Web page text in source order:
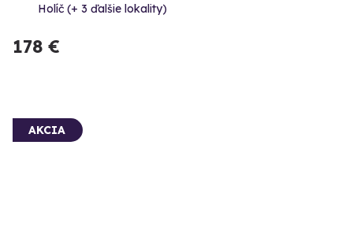
Holíč (+ 3 ďalšie lokality)
178 €
AKCIA